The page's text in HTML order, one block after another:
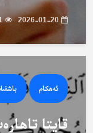
2026-01-20
31
ئەھكام
قايتا